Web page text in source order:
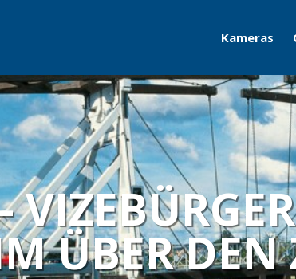
Kameras
Travelcams
Boatcams
Naturecams
ÜBER